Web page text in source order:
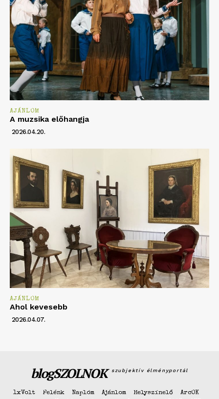
AJÁNLOM
A muzsika előhangja
2026.04.20.
AJÁNLOM
Ahol kevesebb
2026.04.07.
blogSZOLNOK szubjektív élményportál
1xVolt Felénk Naplóm Ajánlom Helyszínelő
ArcOK